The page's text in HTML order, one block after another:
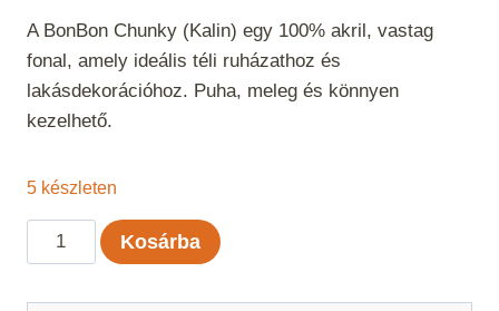
A BonBon Chunky (Kalin) egy 100% akril, vastag
fonal, amely ideális téli ruházathoz és
lakásdekorációhoz. Puha, meleg és könnyen
kezelhető.
5 készleten
BonBon
Chunky
Kosárba